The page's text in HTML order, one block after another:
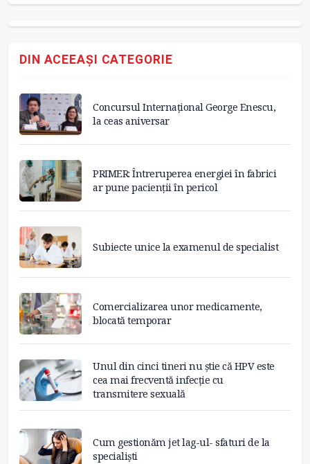
DIN ACEEAȘI CATEGORIE
Concursul Internațional George Enescu,
la ceas aniversar
PRIMER: Întreruperea energiei în fabrici
ar pune pacienții în pericol
Subiecte unice la examenul de specialist
Comercializarea unor medicamente,
blocată temporar
Unul din cinci tineri nu știe că HPV este
cea mai frecventă infecție cu
transmitere sexuală
Cum gestionăm jet lag-ul- sfaturi de la
specialiști